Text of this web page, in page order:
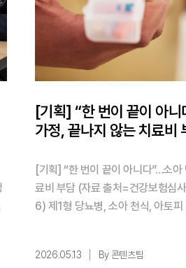
[기획] “한 번이 끝이 아니다”… 소아
가정, 끝나지 않는 치료비
[기획] “한 번이 끝이 아니다”…소아
료비 부담 (자료 출처=건강보험심사평가원 보도자료 2024.09.2
6) 제1형 당뇨병, 소아 천식, 아토피 피부염 등 장기간 관리가 필요
물 치료, 의료기기 사용, 소모품 구
2026.05.13 By 콘텐츠팀